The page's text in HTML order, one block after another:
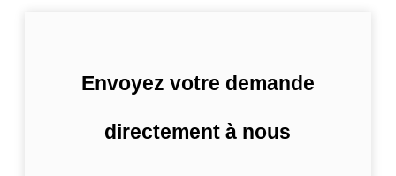
Envoyez votre demande
directement à nous